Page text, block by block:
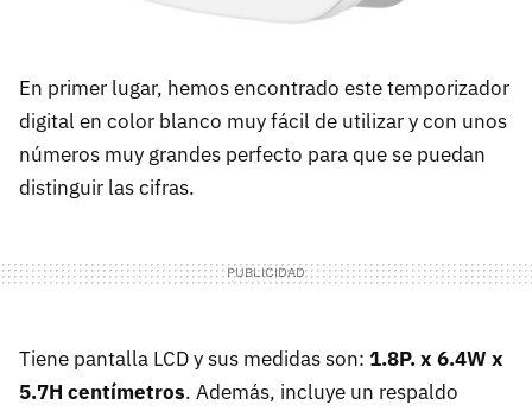
En primer lugar, hemos encontrado este temporizador
digital en color blanco muy fácil de utilizar y con unos
números muy grandes perfecto para que se puedan
distinguir las cifras.
Tiene pantalla LCD y sus medidas son: 1.8P. x 6.4W x
5.7H centímetros. Además, incluye un respaldo